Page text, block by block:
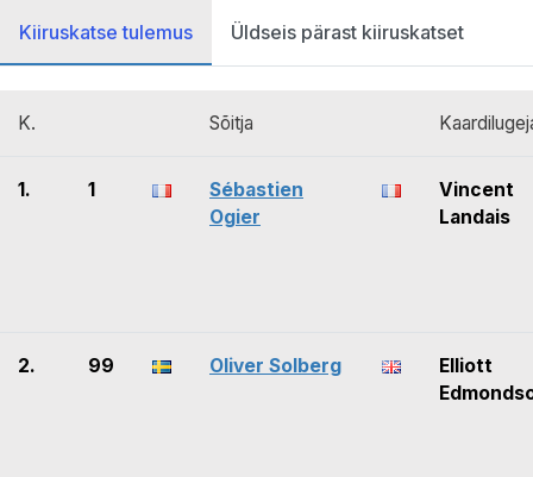
Kiiruskatse tulemus Üldseis pärast kiiruskatset
K. Sõitja
1. 1
Sébastien
Ogier
Vincent
Landais
2. 99 Oliver Solberg
Elliott